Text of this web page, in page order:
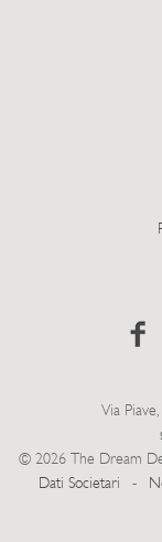
Via
© 2026 The Dream
Dati Societari
-